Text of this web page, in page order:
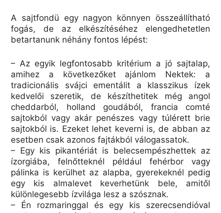
A sajtfondü egy nagyon könnyen összeállítható
fogás, de az elkészítéséhez elengedhetetlen
betartanunk néhány fontos lépést:
– Az egyik legfontosabb kritérium a jó sajtalap,
amihez a következőket ajánlom Nektek: a
tradicionális svájci ementálit a klasszikus ízek
kedvelői szeretik, de készíthetitek még angol
cheddarból, holland goudából, francia comté
sajtokból vagy akár penészes vagy túlérett brie
sajtokból is. Ezeket lehet keverni is, de abban az
esetben csak azonos fajtákból válogassatok.
– Egy kis pikantériát is belecsempészhettek az
ízorgiába, felnőtteknél például fehérbor vagy
pálinka is kerülhet az alapba, gyerekeknél pedig
egy kis almalevet keverhetünk bele, amitől
különlegesebb ízvilága lesz a szósznak.
– Én rozmaringgal és egy kis szerecsendióval